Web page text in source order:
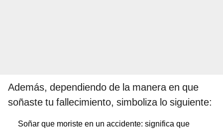
Además, dependiendo de la manera en que
soñaste tu fallecimiento, simboliza lo siguiente:
Soñar que moriste en un accidente: significa que